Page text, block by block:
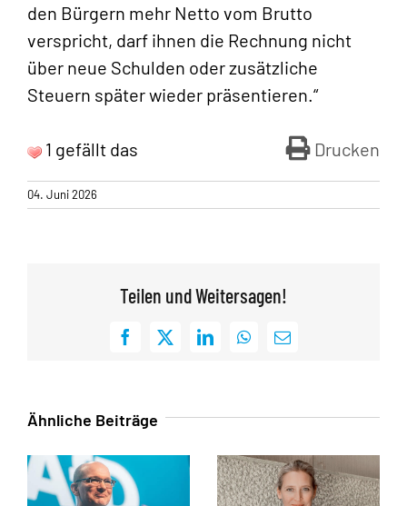
den Bürgern mehr Netto vom Brutto
verspricht, darf ihnen die Rechnung nicht
über neue Schulden oder zusätzliche
Steuern später wieder präsentieren.“
Drucken
1 gefällt das
04. Juni 2026
Teilen und Weitersagen!
Facebook
X LinkedInWhatsApp
E-
Ähnliche Beiträge